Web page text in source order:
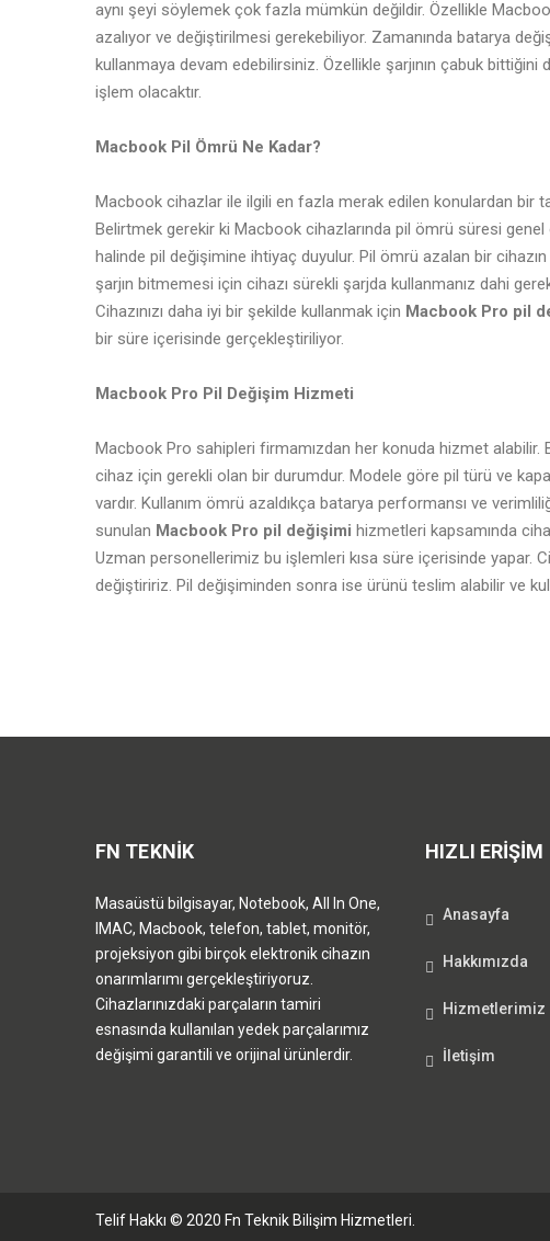
aynı şeyi söylemek çok fazla mümkün değildir. Özellikle
azalıyor ve değiştirilmesi gerekebiliyor. Zamanında batarya
kullanmaya devam edebilirsiniz. Özellikle şarjının çabuk
işlem olacaktır.
Macbook Pil Ömrü Ne Kadar?
Macbook cihazlar ile ilgili en fazla merak edilen konulardan bir
Belirtmek gerekir ki Macbook cihazlarında pil ömrü süresi
halinde pil değişimine ihtiyaç duyulur. Pil ömrü azalan bir
şarjın bitmemesi için cihazı sürekli şarjda kullanmanız dahi
Cihazınızı daha iyi bir şekilde kullanmak için Macbook Pro pil
bir süre içerisinde gerçekleştiriliyor.
Macbook Pro Pil Değişim Hizmeti
Macbook Pro sahipleri firmamızdan her konuda hizmet
cihaz için gerekli olan bir durumdur. Modele göre pil türü ve
vardır. Kullanım ömrü azaldıkça batarya performansı ve
sunulan Macbook Pro pil değişimi hizmetleri kapsamında
Uzman personellerimiz bu işlemleri kısa süre içerisinde yapar.
değiştiririz. Pil değişiminden sonra ise ürünü teslim alabilir ve
FN TEKNİK
Masaüstü bilgisayar, Notebook, All In One,
IMAC, Macbook, telefon, tablet, monitör,
projeksiyon gibi birçok elektronik cihazın
onarımlarımı gerçekleştiriyoruz.
Cihazlarınızdaki parçaların tamiri
esnasında kullanılan yedek parçalarımız
değişimi garantili ve orijinal ürünlerdir.
HIZLI ERİŞİM
Anasayfa
Hakkımızda
Hizmetlerimiz
İletişim
Telif Hakkı © 2020 Fn Teknik Bilişim Hizmetleri.